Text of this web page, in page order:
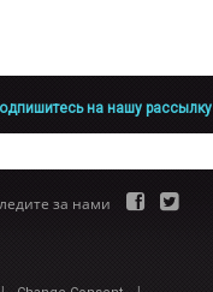
на нашу рассылку
за нами